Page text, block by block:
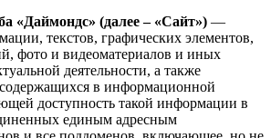
«Даймондс» (далее – «Сайт») —
текстов, графических элементов,
фото и видеоматериалов и иных
деятельности, а также
в информационной
доступность такой информации в
единым адресным